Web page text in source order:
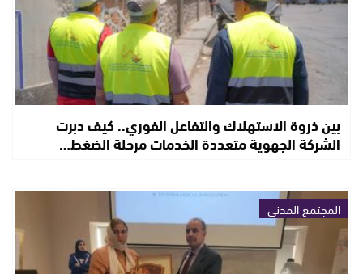
بين ذروة الاستهلاك والتفاعل الفوري.. كيف دبرت
الشركة الجهوية متعددة الخدمات مرحلة الضغط…
المجتمع المدني